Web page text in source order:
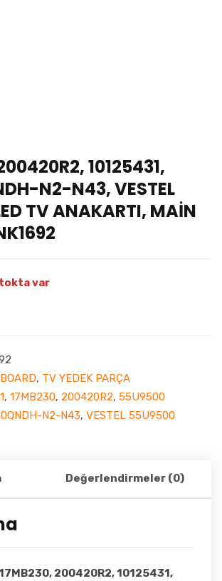
10125431,
N2-N43, VESTEL
TV ANAKARTI, MAİN
var
, TV YEDEK PARÇA
, 17MB230, 200420R2, 55U9500
N2-N43, VESTEL 55U9500
Değerlendirmeler (0)
200420R2, 10125431,